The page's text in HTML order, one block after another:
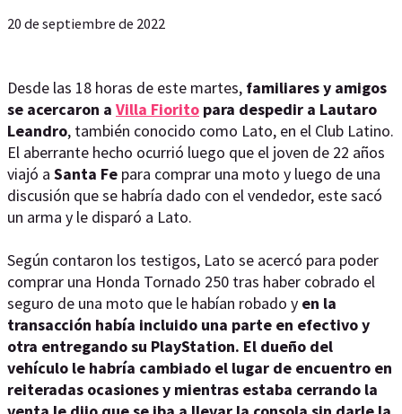
20 de septiembre de 2022
Desde las 18 horas de este martes, familiares y amigos
se acercaron a Villa Fiorito para despedir a Lautaro
Leandro, también conocido como Lato, en el Club Latino.
El aberrante hecho ocurrió luego que el joven de 22 años
viajó a Santa Fe para comprar una moto y luego de una
discusión que se habría dado con el vendedor, este sacó
un arma y le disparó a Lato.
Según contaron los testigos, Lato se acercó para poder
comprar una Honda Tornado 250 tras haber cobrado el
seguro de una moto que le habían robado y en la
transacción había incluido una parte en efectivo y
otra entregando su PlayStation. El dueño del
vehículo le habría cambiado el lugar de encuentro en
reiteradas ocasiones y mientras estaba cerrando la